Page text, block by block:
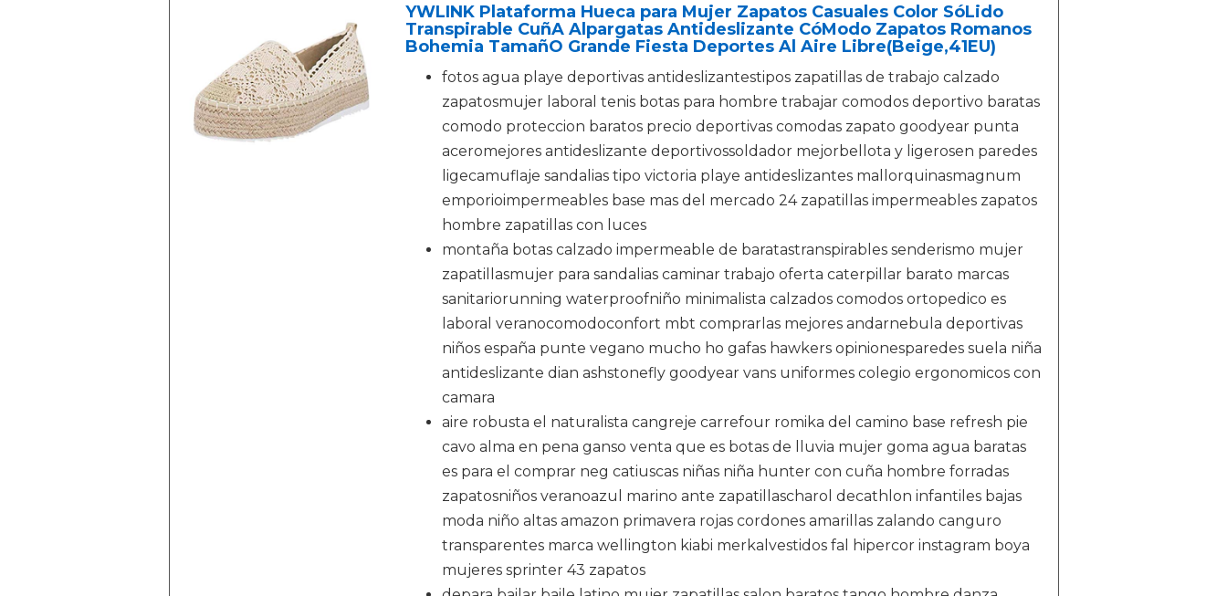
YWLINK Plataforma Hueca para Mujer Zapatos Casuales Color SóLido
Transpirable CuñA Alpargatas Antideslizante CóModo Zapatos Romanos
Bohemia TamañO Grande Fiesta Deportes Al Aire Libre(Beige,41EU)
fotos agua playe deportivas antideslizantestipos zapatillas de trabajo calzado
zapatosmujer laboral tenis botas para hombre trabajar comodos deportivo baratas
comodo proteccion baratos precio deportivas comodas zapato goodyear punta
aceromejores antideslizante deportivossoldador mejorbellota y ligerosen paredes
ligecamuflaje sandalias tipo victoria playe antideslizantes mallorquinasmagnum
emporioimpermeables base mas del mercado 24 zapatillas impermeables zapatos
hombre zapatillas con luces
montaña botas calzado impermeable de baratastranspirables senderismo mujer
zapatillasmujer para sandalias caminar trabajo oferta caterpillar barato marcas
sanitariorunning waterproofniño minimalista calzados comodos ortopedico es
laboral veranocomodoconfort mbt comprarlas mejores andarnebula deportivas
niños españa punte vegano mucho ho gafas hawkers opinionesparedes suela niña
antideslizante dian ashstonefly goodyear vans uniformes colegio ergonomicos con
camara
aire robusta el naturalista cangreje carrefour romika del camino base refresh pie
cavo alma en pena ganso venta que es botas de lluvia mujer goma agua baratas
es para el comprar neg catiuscas niñas niña hunter con cuña hombre forradas
zapatosniños veranoazul marino ante zapatillascharol decathlon infantiles bajas
moda niño altas amazon primavera rojas cordones amarillas zalando canguro
transparentes marca wellington kiabi merkalvestidos fal hipercor instagram boya
mujeres sprinter 43 zapatos